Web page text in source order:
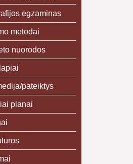
egzaminas
metodai
nuorodos
pateiktys
planai